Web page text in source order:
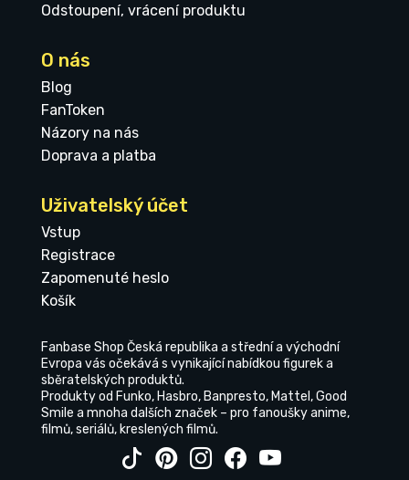
Odstoupení, vrácení produktu
O nás
Blog
FanToken
Názory na nás
Doprava a platba
Uživatelský účet
Vstup
Registrace
Zapomenuté heslo
Košík
Fanbase Shop Česká republika a střední a východní
Evropa vás očekává s vynikající nabídkou figurek a
sběratelských produktů.
Produkty od Funko, Hasbro, Banpresto, Mattel, Good
Smile a mnoha dalších značek – pro fanoušky anime,
filmů, seriálů, kreslených filmů.